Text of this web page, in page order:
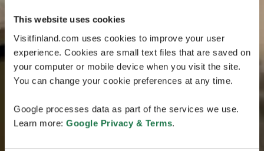
This website uses cookies
Visitfinland.com uses cookies to improve your user
experience. Cookies are small text files that are saved on
your computer or mobile device when you visit the site.
You can change your cookie preferences at any time.
Google processes data as part of the services we use.
Learn more: Google Privacy & Terms.